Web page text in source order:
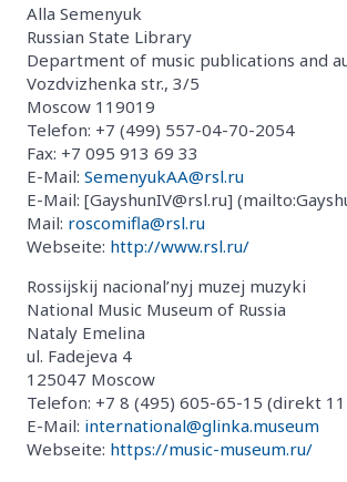
Alla Semenyuk
Russian State Library
Department of music publications and
Vozdvizhenka str., 3/5
Moscow 119019
Telefon: +7 (499) 557-04-70-2054
Fax: +7 095 913 69 33
E-Mail: SemenyukAA@rsl.ru
E-Mail: [GayshunIV@rsl.ru]
Mail: roscomifla@rsl.ru
Webseite: http://www.rsl.ru/
Rossijskij nacional’nyj muzej muzyki
National Music Museum of Russia
Nataly Emelina
ul. Fadejeva 4
125047 Moscow
Telefon: +7 8 (495) 605-65-15 (direkt
E-Mail: international@glinka.museum
Webseite: https://music-museum.ru/